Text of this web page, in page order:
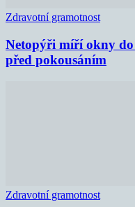
Zdravotní gramotnost
Netopýři míří okny
před pokousáním
Zdravotní gramotnost